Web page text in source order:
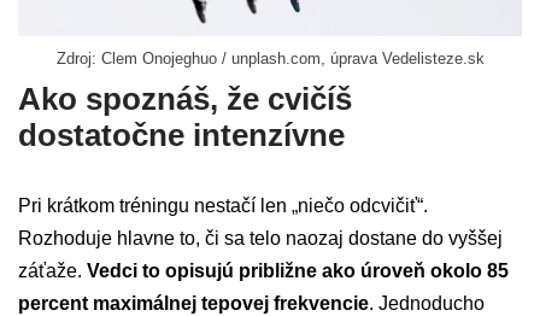
Zdroj: Clem Onojeghuo / unplash.com, úprava Vedelisteze.sk
Ako spoznáš, že cvičíš
dostatočne intenzívne
Pri krátkom tréningu nestačí len „niečo odcvičiť“.
Rozhoduje hlavne to, či sa telo naozaj dostane do vyššej
záťaže. Vedci to opisujú približne ako úroveň okolo 85
percent maximálnej tepovej frekvencie. Jednoducho